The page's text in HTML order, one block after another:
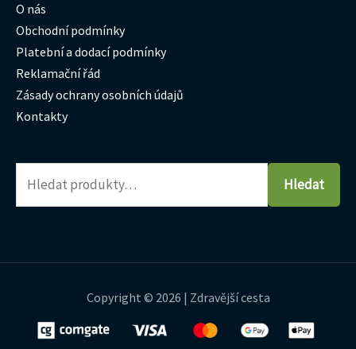
O nás
Obchodní podmínky
Platební a dodací podmínky
Reklamační řád
Zásady ochrany osobních údajů
Kontakty
Hledat
Copyright © 2026 | Zdravější cesta